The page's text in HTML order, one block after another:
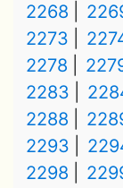
2268
2273
2278
2283
2288
2293
2298